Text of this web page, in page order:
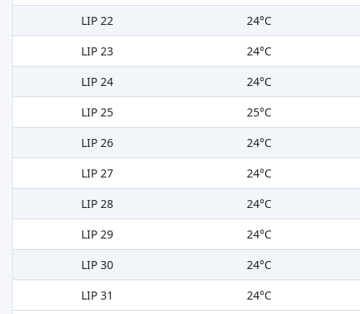
LIP 22
24°C
LIP 23
24°C
LIP 24
24°C
LIP 25
25°C
LIP 26
24°C
LIP 27
24°C
LIP 28
24°C
LIP 29
24°C
LIP 30
24°C
LIP 31
24°C